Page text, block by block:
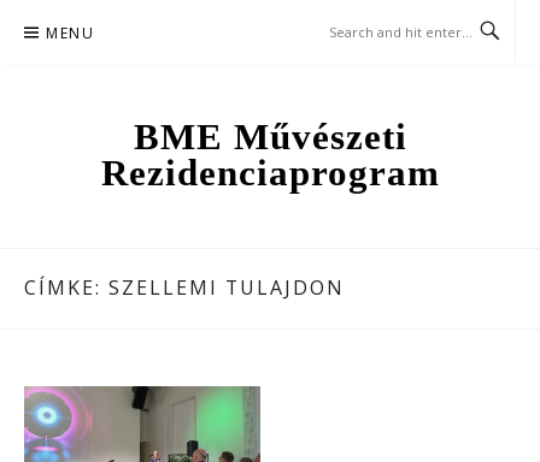
MENU
BME Művészeti
Rezidenciaprogram
CÍMKE: SZELLEMI TULAJDON